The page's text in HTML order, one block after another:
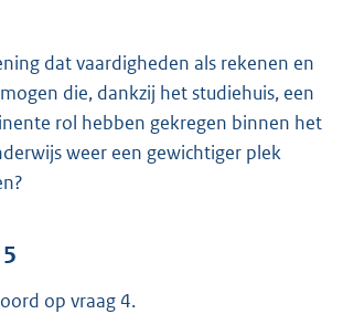
dat vaardigheden als rekenen en
die, dankzij het studiehuis, een
rol hebben gekregen binnen het
weer een gewichtiger plek
op vraag 4.